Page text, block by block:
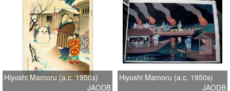
Hiyoshi Mamoru (a.c. 1950s)
JAODB
Hiyoshi Mamoru (a.c. 1950s)
JAODB